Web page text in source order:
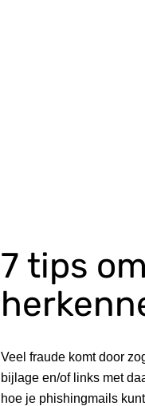
7 tips
Veel fraude komt door
bijlage en/of links met
hoe je phishingmails